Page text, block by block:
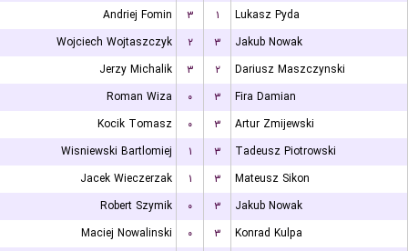
Andriej Fomin ۳ ۱
Lukasz Pyda
Wojciech Wojtaszczyk
۲ ۳
Jakub Nowak
Jerzy Michalik
۳ ۲
Dariusz Maszczynski
Roman Wiza
۰ ۳
Fira Damian
Kocik Tomasz
۰ ۳
Artur Zmijewski
Wisniewski Bartlomiej
۱ ۳
Tadeusz Piotrowski
Jacek Wieczerzak
۱ ۳
Mateusz Sikon
Robert Szymik
۰ ۳
Jakub Nowak
Maciej Nowalinski
۰ ۳
Konrad Kulpa